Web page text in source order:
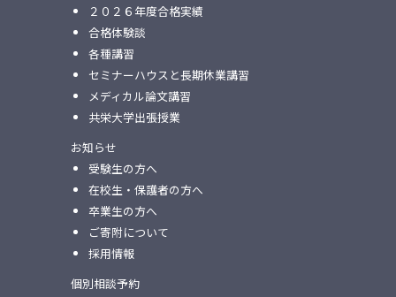
２０２６年度合格実績
合格体験談
各種講習
セミナーハウスと⻑期休業講習
メディカル論⽂講習
共栄⼤学出張授業
お知らせ
受験生の方へ
在校生・保護者の方へ
卒業生の方へ
ご寄附について
採用情報
個別相談予約